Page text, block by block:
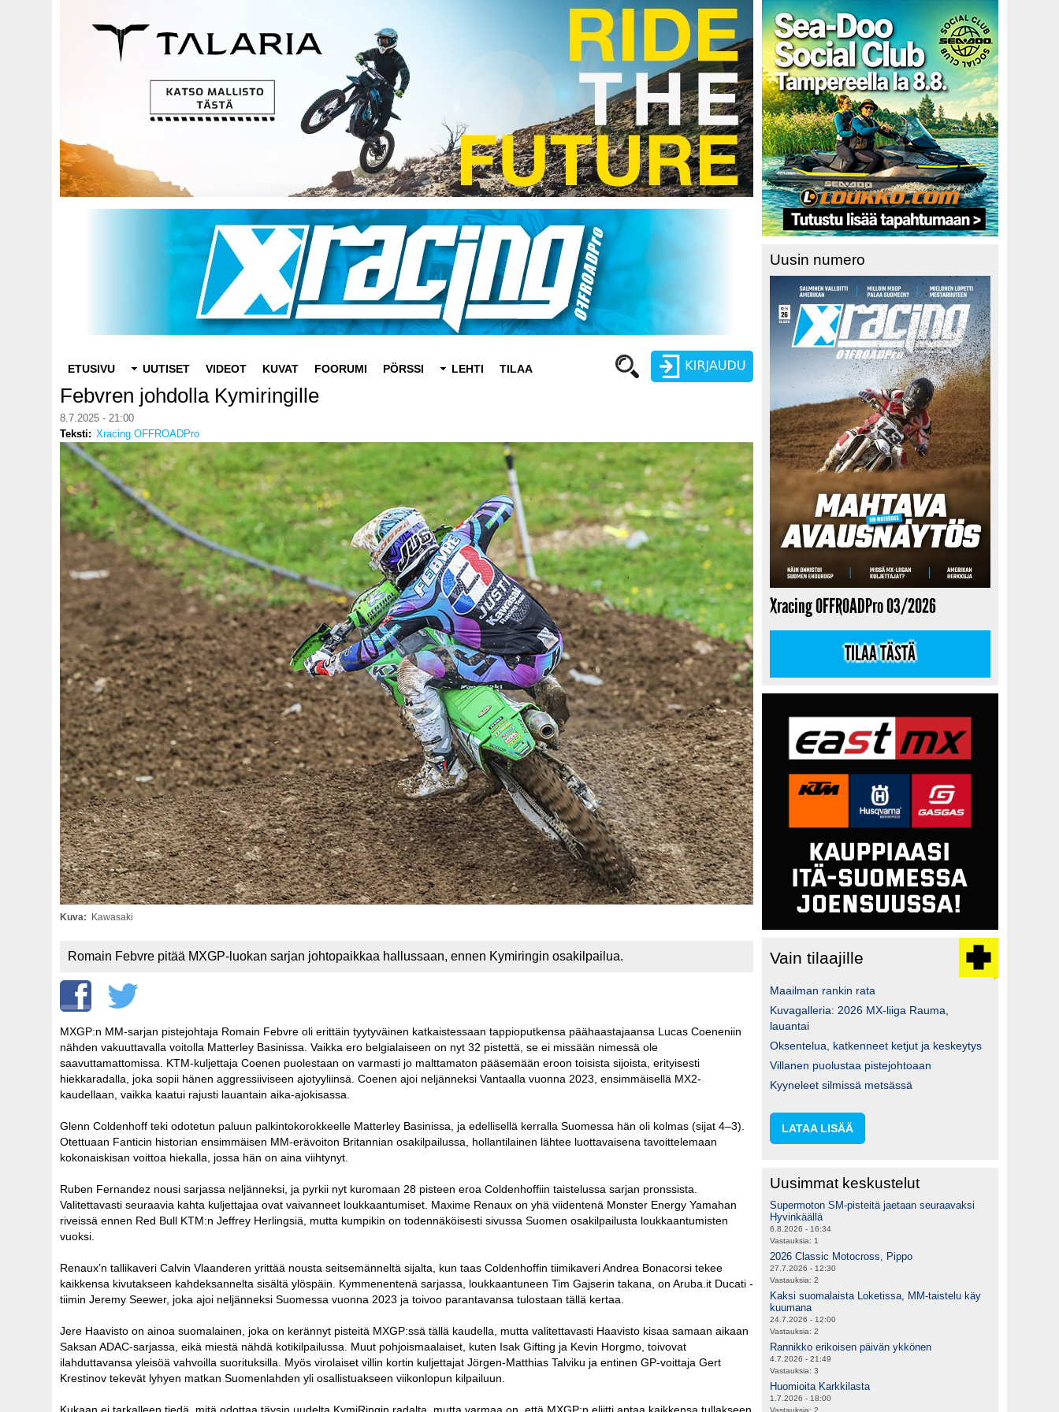
Salasana
Luo uusi käyttäjätili
Vaihda salasana
navigation
ETUSIVU UUTISET VIDEOT KUVAT FOORUMI PÖRSSI LEHTI TILAA
Febvren johdolla Kymiringille
8.7.2025 - 21:00
Teksti
Xracing OFFROADPro
Kuva Kawasaki
Romain Febvre pitää MXGP-luokan sarjan johtopaikkaa hallussaan, ennen Kymiringin osakilpailua.
MXGP:n MM-sarjan pistejohtaja Romain Febvre oli erittäin tyytyväinen katkaistessaan tappioputkensa päähaastajaansa Lucas Coeneniin
nähden vakuuttavalla voitolla Matterley Basinissa. Vaikka ero belgialaiseen on nyt 32 pistettä, se ei missään nimessä ole
saavuttamattomissa. KTM-kuljettaja Coenen puolestaan on varmasti jo malttamaton pääsemään eroon toisista sijoista, erityisesti
hiekkaradalla, joka sopii hänen aggressiiviseen ajotyyliinsä. Coenen ajoi neljänneksi Vantaalla vuonna 2023, ensimmäisellä MX2-
kaudellaan, vaikka kaatui rajusti lauantain aika-ajokisassa.
Glenn Coldenhoff teki odotetun paluun palkintokorokkeelle Matterley Basinissa, ja edellisellä kerralla Suomessa hän oli kolmas (sijat 4–3).
Otettuaan Fanticin historian ensimmäisen MM-erävoiton Britannian osakilpailussa, hollantilainen lähtee luottavaisena tavoittelemaan
kokonaiskisan voittoa hiekalla, jossa hän on aina viihtynyt.
Ruben Fernandez nousi sarjassa neljänneksi, ja pyrkii nyt kuromaan 28 pisteen eroa Coldenhoffiin taistelussa sarjan pronssista.
Valitettavasti seuraavia kahta kuljettajaa ovat vaivanneet loukkaantumiset. Maxime Renaux on yhä viidentenä Monster Energy Yamahan
riveissä ennen Red Bull KTM:n Jeffrey Herlingsiä, mutta kumpikin on todennäköisesti sivussa Suomen osakilpailusta loukkaantumisten
vuoksi.
Renaux’n tallikaveri Calvin Vlaanderen yrittää nousta seitsemänneltä sijalta, kun taas Coldenhoffin tiimikaveri Andrea Bonacorsi tekee
kaikkensa kivutakseen kahdeksannelta sisältä ylöspäin. Kymmenentenä sarjassa, loukkaantuneen Tim Gajserin takana, on Aruba.it Ducati -
tiimin Jeremy Seewer, joka ajoi neljänneksi Suomessa vuonna 2023 ja toivoo parantavansa tulostaan tällä kertaa.
Jere Haavisto on ainoa suomalainen, joka on kerännyt pisteitä MXGP:ssä tällä kaudella, mutta valitettavasti Haavisto kisaa samaan aikaan
Saksan ADAC-sarjassa, eikä miestä nähdä kotikilpailussa. Muut pohjoismaalaiset, kuten Isak Gifting ja Kevin Horgmo, toivovat
ilahduttavansa yleisöä vahvoilla suorituksilla. Myös virolaiset villin kortin kuljettajat Jörgen-Matthias Talviku ja entinen GP-voittaja Gert
Krestinov tekevät lyhyen matkan Suomenlahden yli osallistuakseen viikonlopun kilpailuun.
Uusin numero
Xracing OFFROADPro 03/2026
TILAA TÄSTÄ
Vain tilaajille
Maailman rankin rata
Kuvagalleria: 2026 MX-liiga Rauma,
lauantai
Oksentelua, katkenneet ketjut ja keskeytys
Villanen puolustaa pistejohtoaan
Kyyneleet silmissä metsässä
LATAA LISÄÄ
Uusimmat keskustelut
Supermoton SM-pisteitä jaetaan seuraavaksi
Hyvinkäällä
6.8.2026 - 16:34
Vastauksia: 1
2026 Classic Motocross, Pippo
27.7.2026 - 12:30
Vastauksia: 2
Kaksi suomalaista Loketissa, MM-taistelu käy
kuumana
24.7.2026 - 12:00
Vastauksia: 2
Rannikko erikoisen päivän ykkönen
4.7.2026 - 21:49
Vastauksia: 3
Huomioita Karkkilasta
1.7.2026 - 18:00
Vastauksia: 2